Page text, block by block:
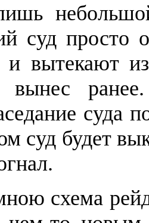
суд просто
вытекают
вынес
суд будет
схема